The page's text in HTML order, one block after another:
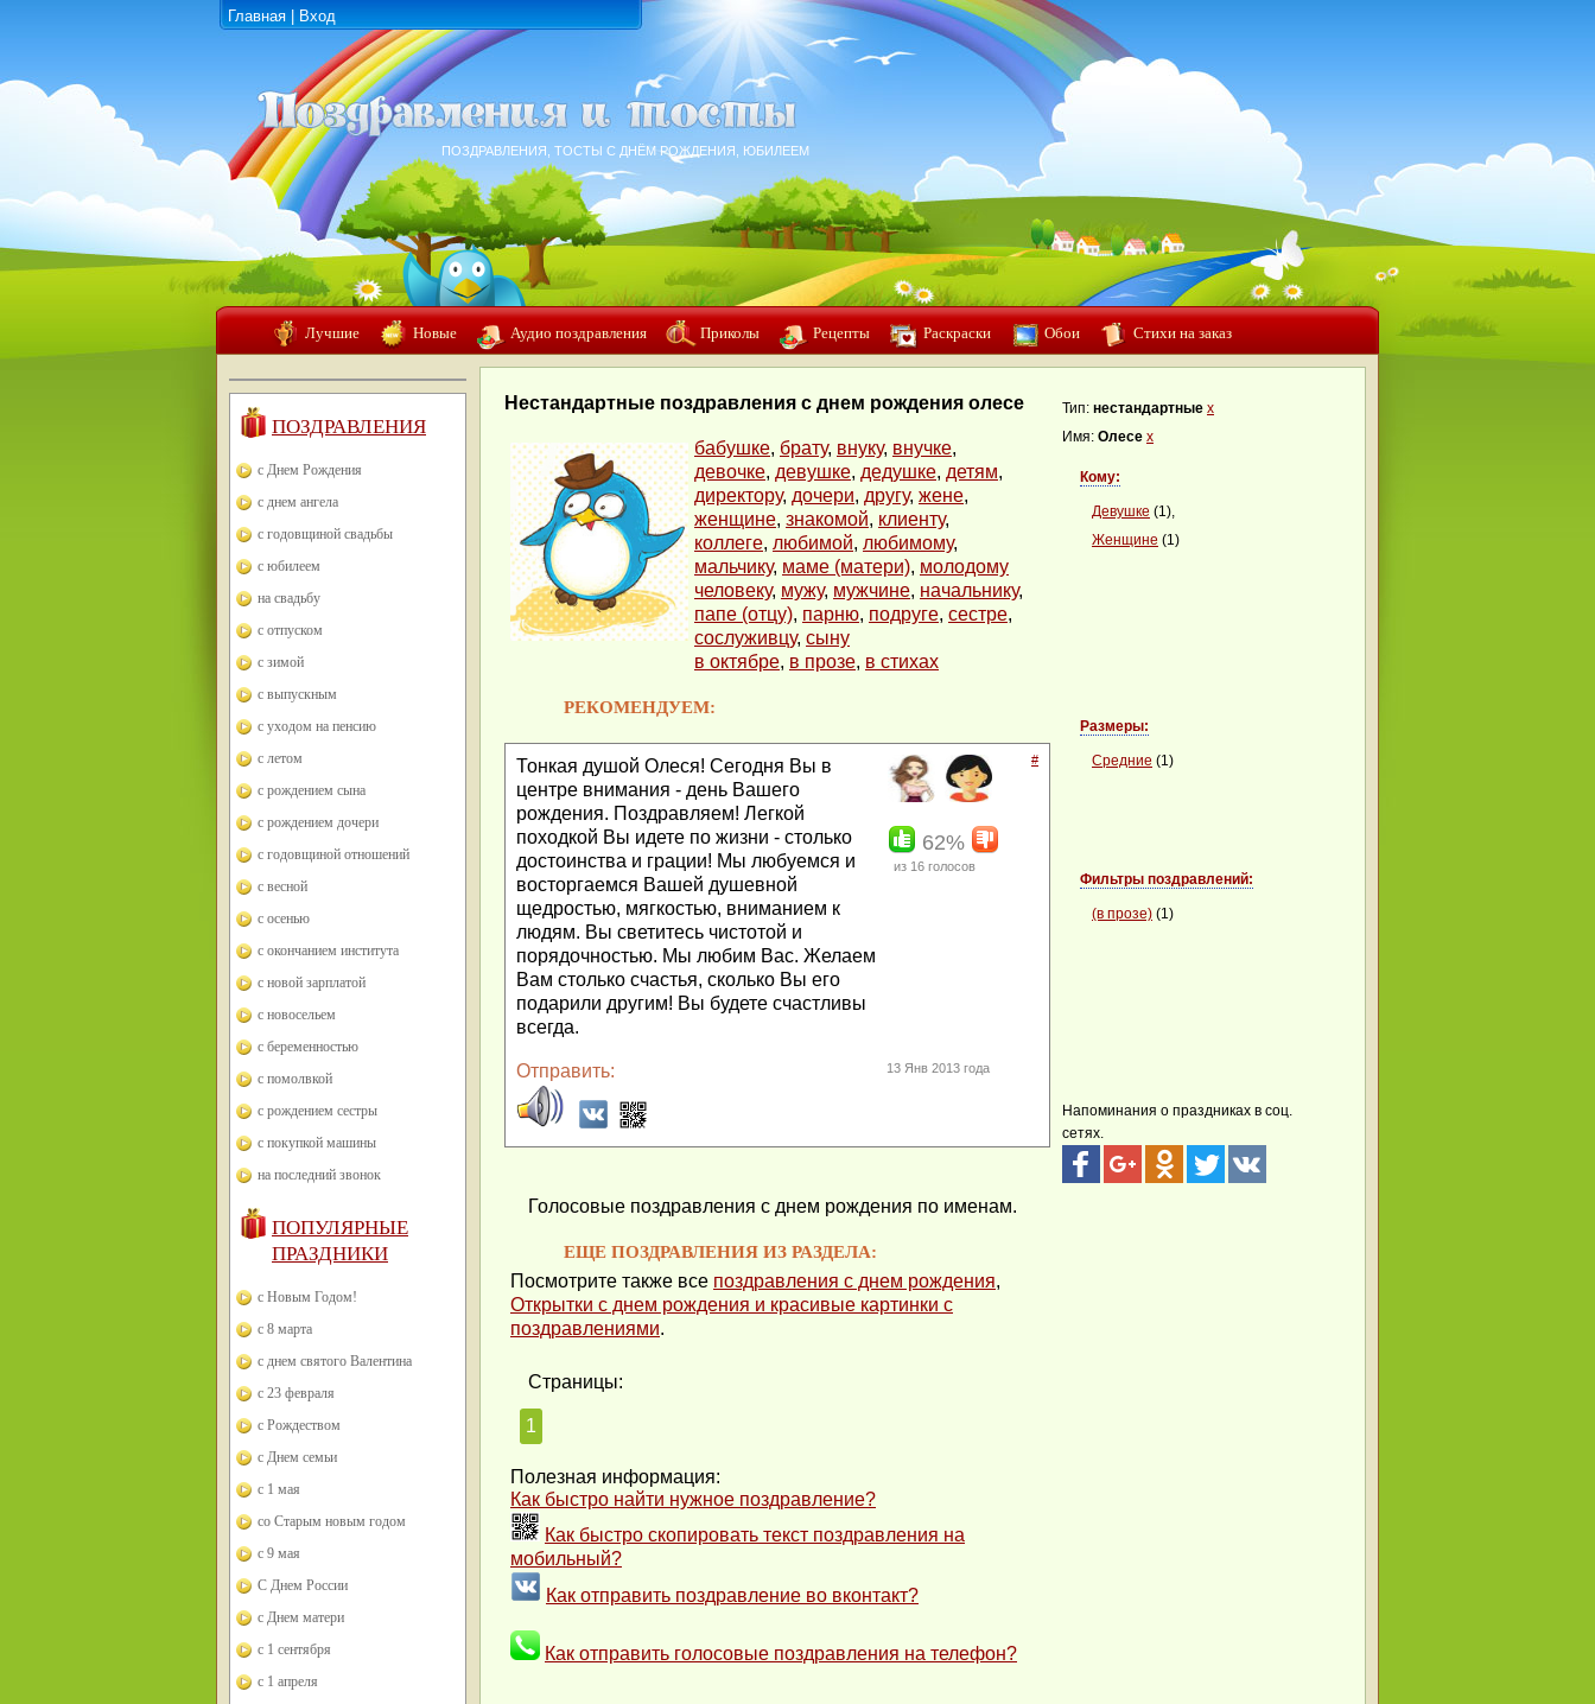
Главная Вход
ПОЗДРАВЛЕНИЯ, ТОСТЫ С ДНЁМ РОЖДЕНИЯ, ЮБИЛЕЕМ
Лучшие Новые Аудио поздравления Приколы Рецепты Раскраски Обои Стихи на заказ
ПОЗДРАВЛЕНИЯ
с Днем Рождения
с днем ангела
с годовщиной свадьбы
с юбилеем
на свадьбу
с отпуском
с зимой
с выпускным
с уходом на пенсию
с летом
с рождением сына
с рождением дочери
с годовщиной отношений
с весной
с осенью
с окончанием института
с новой зарплатой
с новосельем
с беременностью
с помолвкой
с рождением сестры
с покупкой машины
на последний звонок
ПОПУЛЯРНЫЕ
ПРАЗДНИКИ
с Новым Годом!
с 8 марта
с днем святого Валентина
с 23 февраля
с Рождеством
с Днем семьи
с 1 мая
со Старым новым годом
с 9 мая
С Днем России
с Днем матери
с 1 сентября
с 1 апреля
Нестандартные поздравления с днем рождения олесе
бабушке, брату, внуку, внучке,
девочке, девушке, дедушке, детям,
директору, дочери, другу, жене,
женщине, знакомой, клиенту,
коллеге, любимой, любимому,
мальчику, маме (матери), молодому
человеку, мужу, мужчине, начальнику,
папе (отцу), парню, подруге, сестре,
сослуживцу, сыну
в октябре, в прозе, в стихах
РЕКОМЕНДУЕМ:
Тонкая душой Олеся! Сегодня Вы в
центре внимания - день Вашего
рождения. Поздравляем! Легкой
походкой Вы идете по жизни - столько
достоинства и грации! Мы любуемся и
восторгаемся Вашей душевной
щедростью, мягкостью, вниманием к
людям. Вы светитесь чистотой и
порядочностью. Мы любим Вас. Желаем
Вам столько счастья, сколько Вы его
подарили другим! Вы будете счастливы
всегда.
#
62%
из 16 голосов
Отправить: 13 Янв 2013 года
Голосовые поздравления с днем рождения по именам.
ЕЩЕ ПОЗДРАВЛЕНИЯ ИЗ РАЗДЕЛА:
Посмотрите также все поздравления с днем рождения,
Открытки с днем рождения и красивые картинки с
поздравлениями.
Страницы:
1
Полезная информация:
Как быстро найти нужное поздравление?
Как быстро скопировать текст поздравления на
мобильный?
Как отправить поздравление во вконтакт?
Как отправить голосовые поздравления на телефон?
Тип: нестандартные x
Имя: Олесе x
Кому:
Девушке (1),
Женщине (1)
Размеры:
Средние (1)
Фильтры поздравлений:
(в прозе) (1)
Напоминания о праздниках в соц.
сетях.